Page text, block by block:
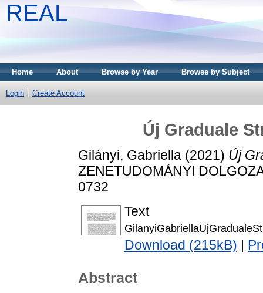
REAL
Home About Browse by Year Browse by Subject
Login Create Account
Új Graduale
Gilányi, Gabriella (2021) Új
ZENETUDOMÁNYI
0732
Text
Download (215kB)
Abstract